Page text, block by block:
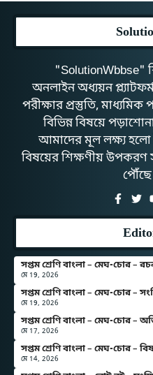
"SolutionWbbse"
অনলাইন অধ্যয়ন
পরীক্ষার প্রস্তুতি,
বিভিন্ন বিষয়ে
আমাদের মূল লক্ষ্য হলো
বিষয়ের শিক্ষণীয় উপকরণ
পৌঁছে
সপ্তম শ্রেণি বাংলা – মেঘ-চোর –
মে 19, 2026
সপ্তম শ্রেণি বাংলা – মেঘ-চোর –
মে 19, 2026
সপ্তম শ্রেণি বাংলা – মেঘ-চোর –
মে 17, 2026
সপ্তম শ্রেণি বাংলা – মেঘ-চোর –
মে 14, 2026